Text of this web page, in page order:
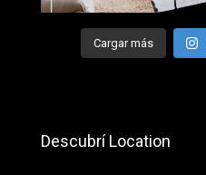
Cargar más
Descubrí Location